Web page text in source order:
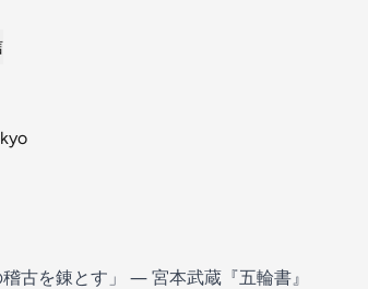
古を錬とす」 ― 宮本武蔵『五輪書』